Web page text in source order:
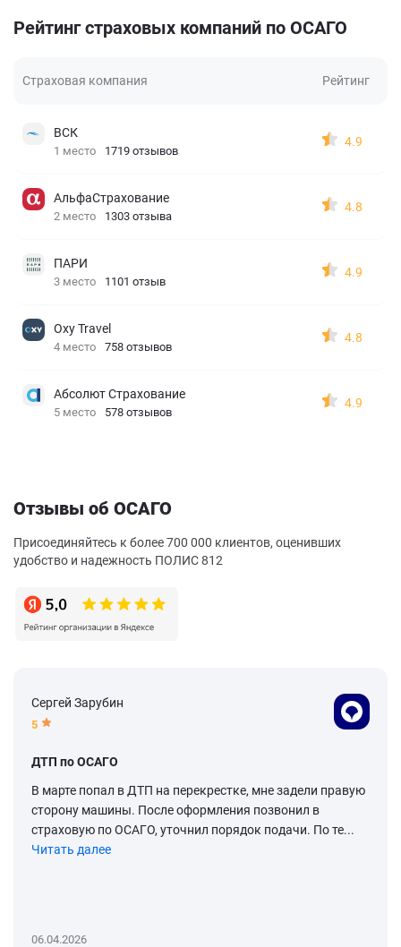
Рейтинг страховых компаний по ОСАГО
Страховая компания Рейтинг
ВСК
1 место 1719 отзывов
4.9
АльфаСтрахование
2 место 1303 отзыва
4.8
ПАРИ
3 место 1101 отзыв
4.9
Oxy Travel
4 место 758 отзывов
4.8
Абсолют Страхование
5 место 578 отзывов
4.9
Отзывы об ОСАГО
Присоединяйтесь к более 700 000 клиентов, оценивших
удобство и надежность ПОЛИС 812
Сергей Зарубин
5
ДТП по ОСАГО
В марте попал в ДТП на перекрестке, мне задели правую
сторону машины. После оформления позвонил в
страховую по ОСАГО, уточнил порядок подачи. По те...
Читать далее
06.04.2026